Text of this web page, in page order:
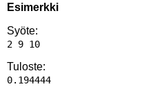
\le
100
a
\le
b
\le
6n
Esimerkki
Syöte:
2 9 10
Tuloste:
0.194444